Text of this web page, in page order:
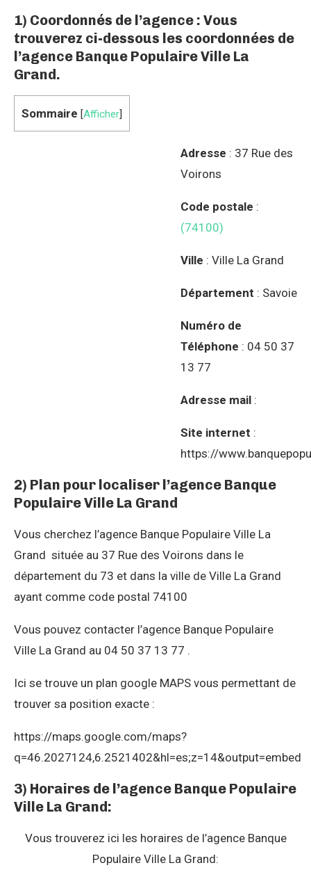
1) Coordonnés de l’agence : Vous
trouverez ci-dessous les coordonnées de
l’agence Banque Populaire Ville La
Grand.
Sommaire [Afficher]
Adresse : 37 Rue des
Voirons
Code postale :
(74100)
Ville : Ville La Grand
Département : Savoie
Numéro de
Téléphone : 04 50 37
13 77
Adresse mail :
Site internet :
https://
2) Plan pour localiser l’agence Banque
Populaire Ville La Grand
Vous cherchez l’agence Banque Populaire Ville La
Grand située au 37 Rue des Voirons dans le
département du 73 et dans la ville de Ville La Grand
ayant comme code postal 74100
Vous pouvez contacter l’agence Banque Populaire
Ville La Grand au 04 50 37 13 77 .
Ici se trouve un plan google MAPS vous permettant de
trouver sa position exacte :
https://maps.google.com/maps?
q=46.2027124,6.2521402&hl=es;z=14&output=embed
3) Horaires de l’agence Banque Populaire
Ville La Grand:
Vous trouverez ici les horaires de l’agence Banque
Populaire Ville La Grand: